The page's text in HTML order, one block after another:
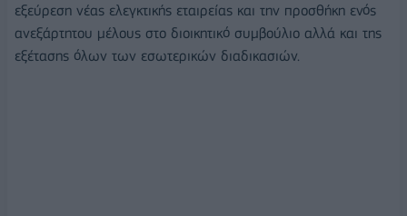
εξεύρεση νέας ελεγκτικής εταιρείας και την προσθήκη ενός
ανεξάρτητου μέλους στο διοικητικό συμβούλιο αλλά και της
εξέτασης όλων των εσωτερικών διαδικασιών.